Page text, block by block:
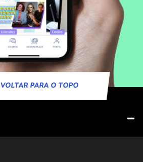
VOLTAR PARA O TOPO